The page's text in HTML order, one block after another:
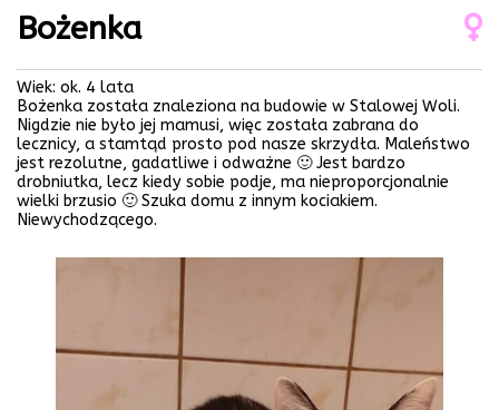
Bożenka
Wiek: ok. 4 lata
Bożenka została znaleziona na budowie w Stalowej Woli.
Nigdzie nie było jej mamusi, więc została zabrana do
lecznicy, a stamtąd prosto pod nasze skrzydła. Maleństwo
jest rezolutne, gadatliwe i odważne 🙂 Jest bardzo
drobniutka, lecz kiedy sobie podje, ma nieproporcjonalnie
wielki brzusio 🙂 Szuka domu z innym kociakiem.
Niewychodzącego.